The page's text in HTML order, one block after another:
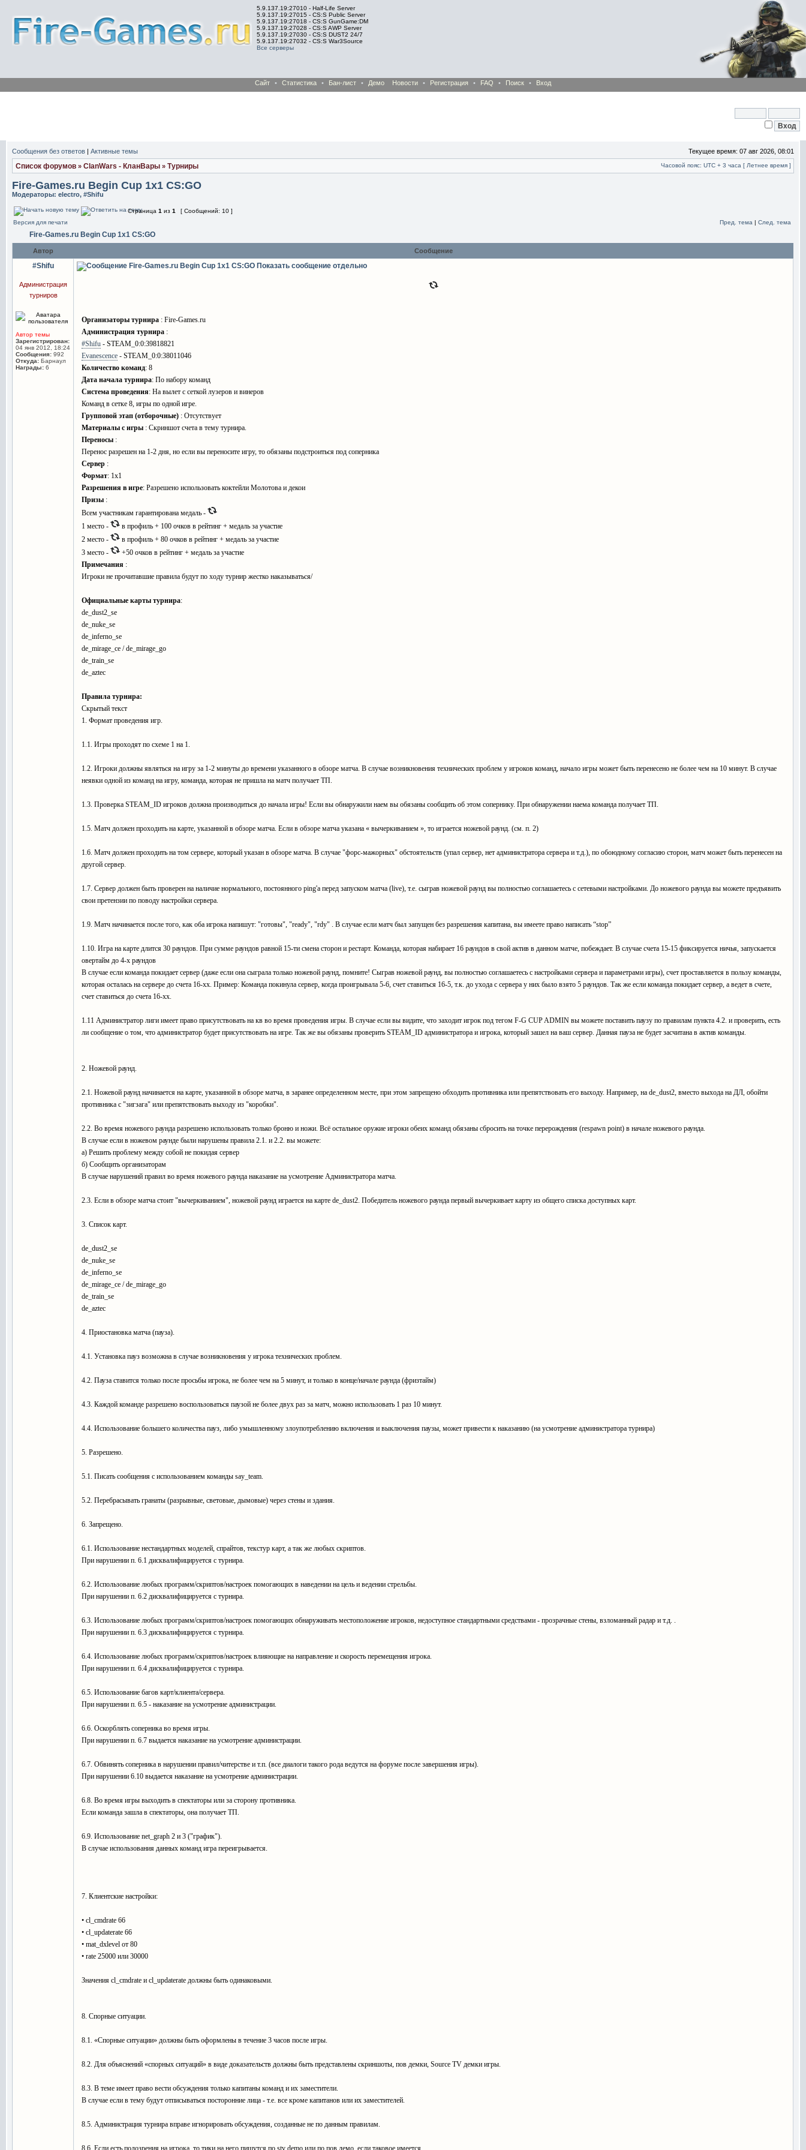
5.9.137.19:27010 - Half-Life Server
5.9.137.19:27015 - CS:S Public Server
5.9.137.19:27018 - CS:S GunGame:DM
5.9.137.19:27028 - CS:S AWP Server
5.9.137.19:27030 - CS:S DUST2 24/7
5.9.137.19:27032 - CS:S War3Source
Все серверы
Сайт • Статистика • Бан-лист • Демо Новости • Регистрация • FAQ • Поиск • Вход
Сообщения без ответов | Активные темы Текущее время: 07 авг 2026, 08:01
Список форумов » ClanWars - КланВары » Турниры Часовой пояс: UTC + 3 часа [ Летнее время ]
Fire-Games.ru Begin Cup 1x1 CS:GO
Модераторы: electro, #Shifu
Страница 1 из 1
[ Сообщений: 10 ]
Версия для печати
Пред. тема | След. тема
Fire-Games.ru Begin Cup 1x1 CS:GO
Автор Сообщение
#Shifu
Администрация
турниров
Автор темы
Зарегистрирован:
04 янв 2012, 18:24
Сообщения: 992
Откуда: Барнаул
Награды: 6
Fire-Games.ru Begin Cup 1x1 CS:GO Показать сообщение отдельно
Организаторы турнира : Fire-Games.ru
Администрация турнира :
#Shifu - STEAM_0:0:39818821
Evanescence - STEAM_0:0:38011046
Количество команд: 8
Дата начала турнира: По набору команд
Система проведения: На вылет с сеткой лузеров и винеров
Команд в сетке 8, игры по одной игре.
Групповой этап (отборочные) : Отсутствует
Материалы с игры : Скриншот счета в тему турнира.
Переносы :
Перенос разрешен на 1-2 дня, но если вы переносите игру, то обязаны подстроиться под соперника
Сервер :
Формат: 1х1
Разрешения в игре: Разрешено использовать коктейли Молотова и декои
Призы :
Всем участникам гарантирована медаль -
1 место -
в профиль + 100 очков в рейтинг + медаль за участие
2 место -
в профиль + 80 очков в рейтинг + медаль за участие
3 место -
+50 очков в рейтинг + медаль за участие
Примечания :
Игроки не прочитавшие правила будут по ходу турнир жестко наказываться/
Официальные карты турнира:
de_dust2_se
de_nuke_se
de_inferno_se
de_mirage_ce / de_mirage_go
de_train_se
de_aztec
Правила турнира:
Скрытый текст
1. Формат проведения игр.
1.1. Игры проходят по схеме 1 на 1.
1.2. Игроки должны являться на игру за 1-2 минуты до времени указанного в обзоре матча. В случае возникновения технических проблем у игроков команд, начало игры может быть перенесено не более чем на 10 минут. В случае
неявки одной из команд на игру, команда, которая не пришла на матч получает ТП.
1.3. Проверка STEAM_ID игроков должна производиться до начала игры! Если вы обнаружили наем вы обязаны сообщить об этом сопернику. При обнаружении наема команда получает ТП.
1.5. Матч должен проходить на карте, указанной в обзоре матча. Если в обзоре матча указана « вычеркиванием », то играется ножевой раунд. (см. п. 2)
1.6. Матч должен проходить на том сервере, который указан в обзоре матча. В случае "форс-мажорных" обстоятельств (упал сервер, нет администратора сервера и т.д.), по обоюдному согласию сторон, матч может быть перенесен на
другой сервер.
1.7. Сервер должен быть проверен на наличие нормального, постоянного ping'a перед запуском матча (live), т.е. сыграв ножевой раунд вы полностью соглашаетесь с сетевыми настройками. До ножевого раунда вы можете предъявить
свои претензии по поводу настройки сервера.
1.9. Матч начинается после того, как оба игрока напишут: "готовы", "ready", "rdy" . В случае если матч был запущен без разрешения капитана, вы имеете право написать “stop”
1.10. Игра на карте длится 30 раундов. При сумме раундов равной 15-ти смена сторон и рестарт. Команда, которая набирает 16 раундов в свой актив в данном матче, побеждает. В случае счета 15-15 фиксируется ничья, запускается
овертайм до 4-х раундов
В случае если команда покидает сервер (даже если она сыграла только ножевой раунд, помните! Сыграв ножевой раунд, вы полностью соглашаетесь с настройками сервера и параметрами игры), счет проставляется в пользу команды,
которая осталась на сервере до счета 16-хх. Пример: Команда покинула сервер, когда проигрывала 5-6, счет ставиться 16-5, т.к. до ухода с сервера у них было взято 5 раундов. Так же если команда покидает сервер, а ведет в счете,
счет ставиться до счета 16-хх.
1.11 Администратор лиги имеет право присутствовать на кв во время проведения игры. В случае если вы видите, что заходит игрок под тегом F-G CUP ADMIN вы можете поставить паузу по правилам пункта 4.2. и проверить, есть
ли сообщение о том, что администратор будет присутствовать на игре. Так же вы обязаны проверить STEAM_ID администратора и игрока, который зашел на ваш сервер. Данная пауза не будет засчитана в актив команды.
2. Ножевой раунд.
2.1. Ножевой раунд начинается на карте, указанной в обзоре матча, в заранее определенном месте, при этом запрещено обходить противника или препятствовать его выходу. Например, на de_dust2, вместо выхода на ДЛ, обойти
противника с "зигзага" или препятствовать выходу из "коробки".
2.2. Во время ножевого раунда разрешено использовать только броню и ножи. Всё остальное оружие игроки обеих команд обязаны сбросить на точке перерождения (respawn point) в начале ножевого раунда.
В случае если в ножевом раунде были нарушены правила 2.1. и 2.2. вы можете:
a) Решить проблему между собой не покидая сервер
б) Сообщить организаторам
В случае нарушений правил во время ножевого раунда наказание на усмотрение Администратора матча.
2.3. Если в обзоре матча стоит "вычеркиванием", ножевой раунд играется на карте de_dust2. Победитель ножевого раунда первый вычеркивает карту из общего списка доступных карт.
3. Список карт.
de_dust2_se
de_nuke_se
de_inferno_se
de_mirage_ce / de_mirage_go
de_train_se
de_aztec
4. Приостановка матча (пауза).
4.1. Установка пауз возможна в случае возникновения у игрока технических проблем.
4.2. Пауза ставится только после просьбы игрока, не более чем на 5 минут, и только в конце/начале раунда (фризтайм)
4.3. Каждой команде разрешено воспользоваться паузой не более двух раз за матч, можно использовать 1 раз 10 минут.
4.4. Использование большего количества пауз, либо умышленному злоупотреблению включения и выключения паузы, может привести к наказанию (на усмотрение администратора турнира)
5. Разрешено.
5.1. Писать сообщения с использованием команды say_team.
5.2. Перебрасывать гранаты (разрывные, световые, дымовые) через стены и здания.
6. Запрещено.
6.1. Использование нестандартных моделей, спрайтов, текстур карт, а так же любых скриптов.
При нарушении п. 6.1 дисквалифицируется с турнира.
6.2. Использование любых программ/скриптов/настроек помогающих в наведении на цель и ведении стрельбы.
При нарушении п. 6.2 дисквалифицируется с турнира.
6.3. Использование любых программ/скриптов/настроек помогающих обнаруживать местоположение игроков, недоступное стандартными средствами - прозрачные стены, взломанный радар и т.д. .
При нарушении п. 6.3 дисквалифицируется с турнира.
6.4. Использование любых программ/скриптов/настроек влияющие на направление и скорость перемещения игрока.
При нарушении п. 6.4 дисквалифицируется с турнира.
6.5. Использование багов карт/клиента/сервера.
При нарушении п. 6.5 - наказание на усмотрение администрации.
6.6. Оскорблять соперника во время игры.
При нарушении п. 6.7 выдается наказание на усмотрение администрации.
6.7. Обвинять соперника в нарушении правил/читерстве и т.п. (все диалоги такого рода ведутся на форуме после завершения игры).
При нарушении 6.10 выдается наказание на усмотрение администрации.
6.8. Во время игры выходить в спектаторы или за сторону противника.
Если команда зашла в спектаторы, она получает ТП.
6.9. Использование net_graph 2 и 3 ("график").
В случае использования данных команд игра переигрывается.
7. Клиентские настройки:
• cl_cmdrate 66
• cl_updaterate 66
• mat_dxlevel от 80
• rate 25000 или 30000
Значения cl_cmdrate и cl_updaterate должны быть одинаковыми.
8. Спорные ситуации.
8.1. «Спорные ситуации» должны быть оформлены в течение 3 часов после игры.
8.2. Для объяснений «спорных ситуаций» в виде доказательств должны быть представлены скриншоты, пов демки, Source TV демки игры.
8.3. В теме имеет право вести обсуждения только капитаны команд и их заместители.
В случае если в тему будут отписываться посторонние лица - т.е. все кроме капитанов или их заместителей.
8.5. Администрация турнира вправе игнорировать обсуждения, созданные не по данным правилам.
8.6. Если есть подозрения на игрока, то тики на него пишутся по stv demo или по пов демо, если таковое имеется.